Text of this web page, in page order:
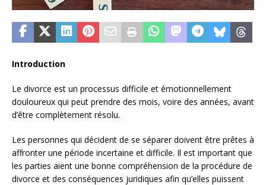
Introduction
Le divorce est un processus difficile et émotionnellement
douloureux qui peut prendre des mois, voire des années, avant
d’être complètement résolu.
Les personnes qui décident de se séparer doivent être prêtes à
affronter une période incertaine et difficile. Il est important que
les parties aient une bonne compréhension de la procédure de
divorce et des conséquences juridiques afin qu’elles puissent